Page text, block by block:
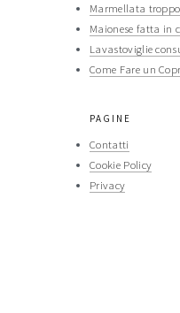
Marmellata
Maionese fatta in
Lavastoviglie
Come Fare un
PAGINE
Contatti
Cookie Policy
Privacy